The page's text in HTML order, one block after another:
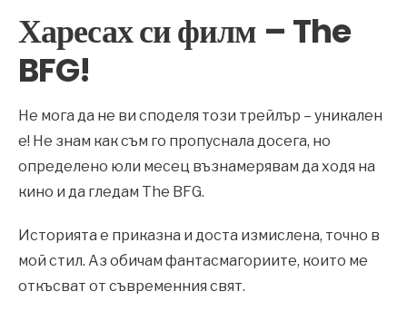
Харесах си филм – The
BFG!
Не мога да не ви споделя този трейлър – уникален
е! Не знам как съм го пропуснала досега, но
определено юли месец възнамерявам да ходя на
кино и да гледам The BFG.
Историята е приказна и доста измислена, точно в
мой стил. Аз обичам фантасмагориите, които ме
откъсват от съвременния свят.